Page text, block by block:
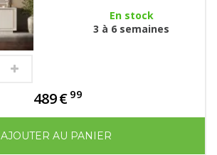
En stock
3 à 6 semaines
489€ 99
AJOUTER AU PANIER